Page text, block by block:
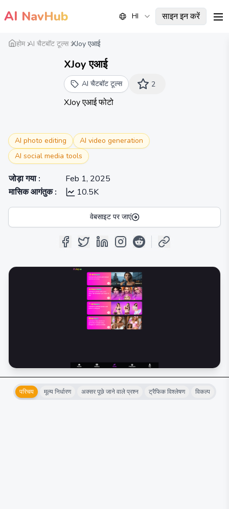
AI NavHub HI साइन इन करें
होम AI चैटबॉट टूल्स XJoy एआई
XJoy एआई
AI चैटबॉट टूल्स 2
XJoy एआई फोटो
AI photo editing
AI video generation
AI social media tools
जोड़ा गया:
Feb 1, 2025
मासिक आगंतुक: 10.5K
वेबसाइट पर जाएं
परिचय मूल्य निर्धारण अक्सर पूछे जाने वाले प्रश्न ट्रैफिक विश्लेषण विकल्प